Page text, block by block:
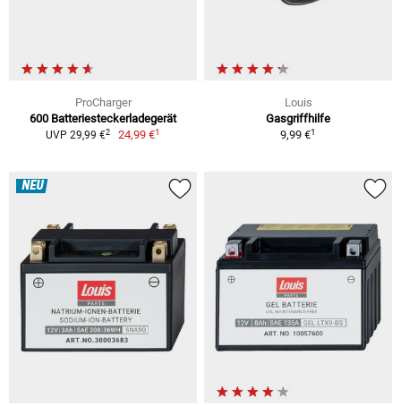
ProCharger
600 Batteriesteckerladegerät
UVP 29,99 €2 24,99 €1
Louis
Gasgriffhilfe
9,99 €1
NEU